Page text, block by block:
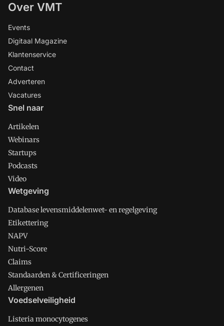
Over VMT
Events
Digitaal Magazine
Klantenservice
Contact
Adverteren
Vacatures
Snel naar
Artikelen
Webinars
Startups
Podcasts
Video
Wetgeving
Database levensmiddelenwet- en regelgeving
Etikettering
NAPV
Nutri-Score
Claims
Standaarden & Certificeringen
Allergenen
Voedselveiligheid
Listeria monocytogenes